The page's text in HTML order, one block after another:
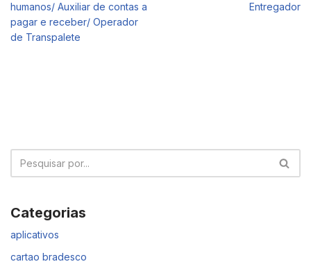
humanos/ Auxiliar de contas a
pagar e receber/ Operador
de Transpalete
Entregador
Categorias
aplicativos
cartao bradesco